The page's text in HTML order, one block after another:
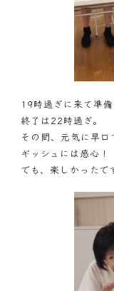
19時過ぎに来て準
終了は22時過ぎ。
その間、元気に早
ギッシュには感心！
でも、楽しかったで